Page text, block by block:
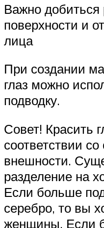
Важно добиться
поверхности и
лица
При создании
глаз можно
подводку.
Совет! Красить
соответствии
внешности.
разделение на
Если больше
серебро, то вы
женщины. Если